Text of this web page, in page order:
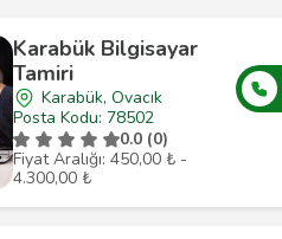
Karabük Bilgisayar
Tamiri
Karabük, Ovacık
Posta Kodu: 78502
0.0 (0)
Fiyat Aralığı: 450,00 ₺ -
4.300,00 ₺